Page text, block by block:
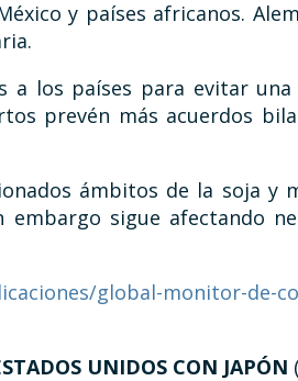
y países africanos.
a los países para evitar
prevén más acuerdos
ámbitos de la soja y
sigue afectando
global-monitor-de-
UNIDOS CON JAPÓN